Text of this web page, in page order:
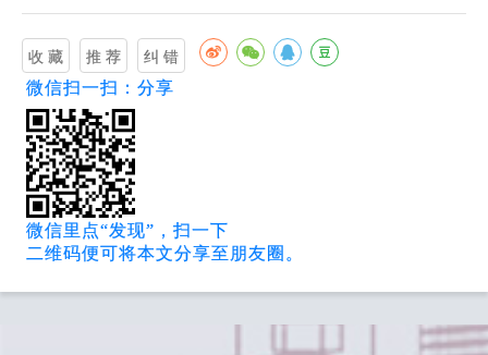
微信扫一扫：分享
微信里点“发现”，扫一下
二维码便可将本文分享至朋友圈。